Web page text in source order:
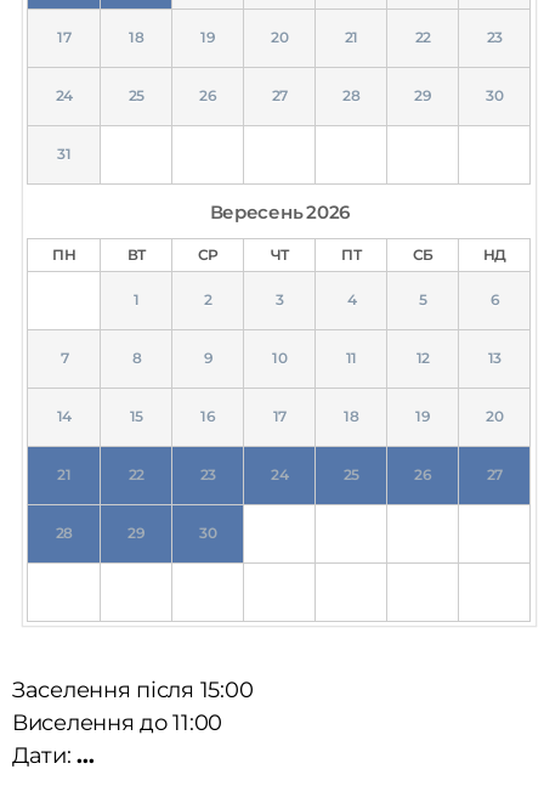
17 18 19 20 21 22 23
24 25 26 27 28 29 30
31
Вересень2026
ПН ВТ СР ЧТ ПТ СБ НД
1 2 3 4 5 6
7 8 9 10 11 12 13
14 15 16 17 18 19 20
21 22 23 24 25 26 27
28 29 30
Заселення після 15:00
Виселення до 11:00
Дати:...